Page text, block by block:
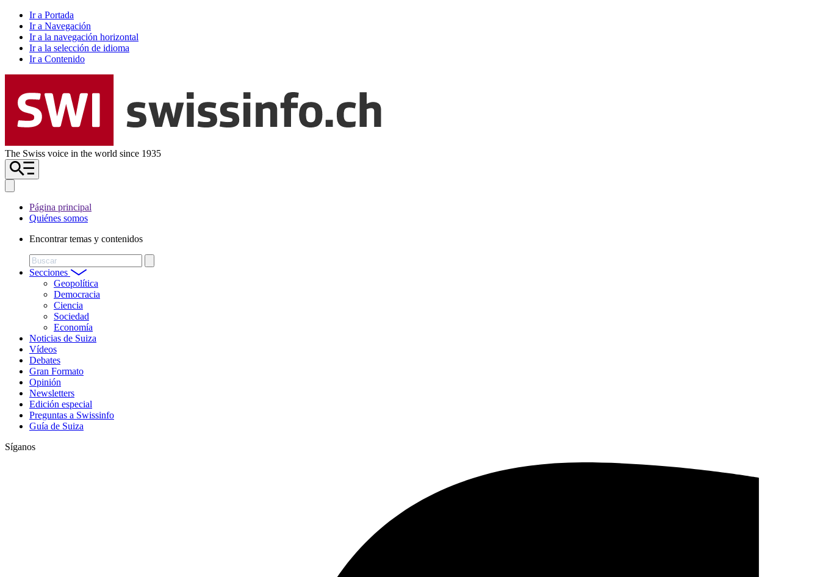
Ir a Portada
Ir a Navegación
Ir a la navegación horizontal
Ir a la selección de idioma
Ir a Contenido
The Swiss voice in the world since 1935
Página principal
Quiénes somos
Encontrar temas y contenidos
Buscar
Secciones
Geopolítica
Democracia
Ciencia
Sociedad
Economía
Noticias de Suiza
Vídeos
Debates
Gran Formato
Opinión
Newsletters
Edición especial
Preguntas a Swissinfo
Guía de Suiza
Síganos